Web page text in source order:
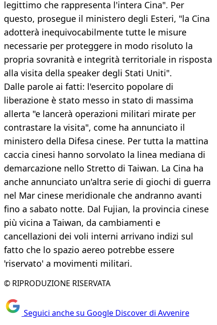
legittimo che rappresenta l'intera Cina". Per
questo, prosegue il ministero degli Esteri, "la Cina
adotterà inequivocabilmente tutte le misure
necessarie per proteggere in modo risoluto la
propria sovranità e integrità territoriale in risposta
alla visita della speaker degli Stati Uniti".
Dalle parole ai fatti: l'esercito popolare di
liberazione è stato messo in stato di massima
allerta "e lancerà operazioni militari mirate per
contrastare la visita", come ha annunciato il
ministero della Difesa cinese. Per tutta la mattina
caccia cinesi hanno sorvolato la linea mediana di
demarcazione nello Stretto di Taiwan. La Cina ha
anche annunciato un'altra serie di giochi di guerra
nel Mar cinese meridionale che andranno avanti
fino a sabato notte. Dal Fujian, la provincia cinese
più vicina a Taiwan, da cambiamenti e
cancellazioni dei voli interni arrivano indizi sul
fatto che lo spazio aereo potrebbe essere
'riservato' a movimenti militari.
© RIPRODUZIONE RISERVATA
Seguici anche su Google Discover di Avvenire